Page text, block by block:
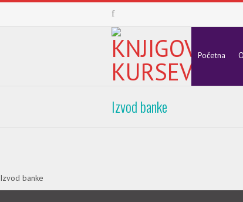
Početna
Izvod banke
Izvod banke